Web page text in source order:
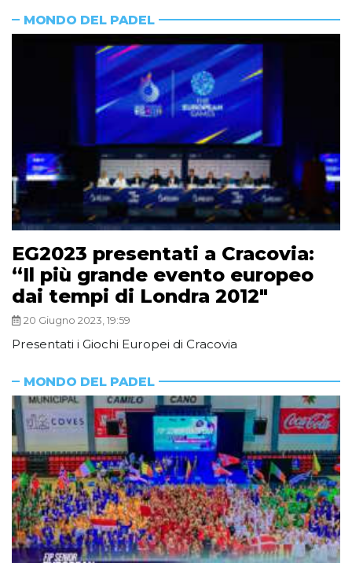
MONDO DEL PADEL
EG2023 presentati a Cracovia:
“Il più grande evento europeo
dai tempi di Londra 2012″
20 Giugno 2023, 19:59
Presentati i Giochi Europei di Cracovia
MONDO DEL PADEL